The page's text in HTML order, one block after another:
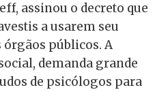
assinou o decreto que
a usarem seu
públicos. A
demanda grande
de psicólogos para